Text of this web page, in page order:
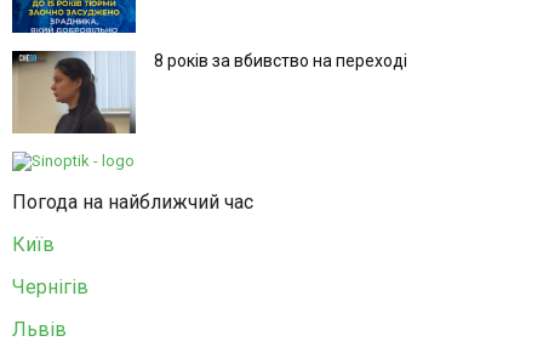
8 років за вбивство на переході
Погода на найближчий час
Київ
Чернігів
Львів